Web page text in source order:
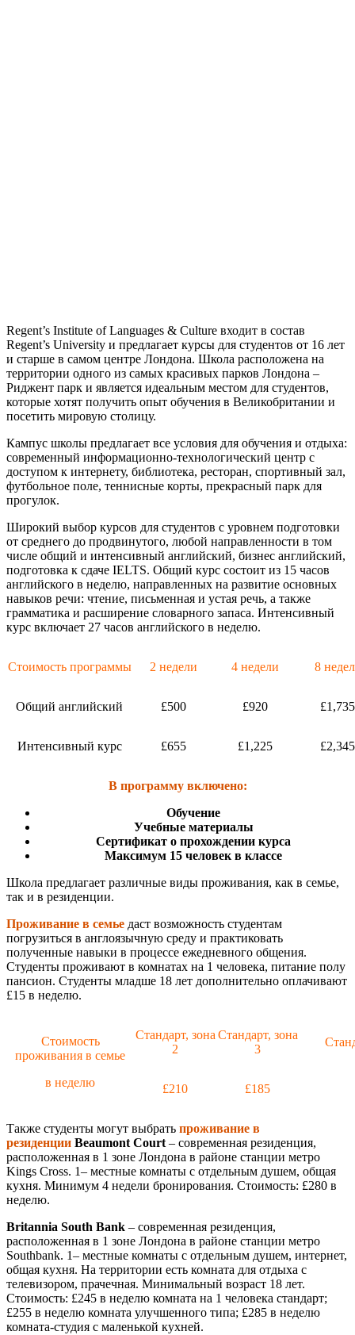
Regent’s Institute of Languages & Culture входит в состав
Regent’s University и предлагает курсы для студентов от 16 лет
и старше в самом центре Лондона. Школа расположена на
территории одного из самых красивых парков Лондона –
Риджент парк и является идеальным местом для студентов,
которые хотят получить опыт обучения в Великобритании и
посетить мировую столицу.
Кампус школы предлагает все условия для обучения и отдыха:
современный информационно-технологический центр с
доступом к интернету, библиотека, ресторан, спортивный зал,
футбольное поле, теннисные корты, прекрасный парк для
прогулок.
Широкий выбор курсов для студентов с уровнем подготовки
от среднего до продвинутого, любой направленности в том
числе общий и интенсивный английский, бизнес английский,
подготовка к сдаче IELTS. Общий курс состоит из 15 часов
английского в неделю, направленных на развитие основных
навыков речи: чтение, письменная и устая речь, а также
грамматика и расширение словарного запаса. Интенсивный
курс включает 27 часов английского в неделю.
Стоимость программы 2 недели 4 недели 8
Общий английский £500 £920 £1,735
Интенсивный курс £655 £1,225 £2,345
В программу включено:
Обучение
Учебные материалы
Сертификат о прохождении курса
Максимум 15 человек в классе
Школа предлагает различные виды проживания, как в семье,
так и в резиденции.
Проживание в семье даст возможность студентам
погрузиться в англоязычную среду и практиковать
полученные навыки в процессе ежедневного общения.
Студенты проживают в комнатах на 1 человека, питание полу
пансион. Студенты младше 18 лет дополнительно оплачивают
£15 в неделю.
Стоимость
проживания в семье
в неделю
Стандарт, зона
2
Стандарт, зона
3
£210 £185
Также студенты могут выбрать проживание в
резиденции Beaumont Court – современная резиденция,
расположенная в 1 зоне Лондона в районе станции метро
Kings Cross. 1– местные комнаты с отдельным душем, общая
кухня. Минимум 4 недели бронирования. Стоимость: £280 в
неделю.
Britannia South Bank – современная резиденция,
расположенная в 1 зоне Лондона в районе станции метро
Southbank. 1– местные комнаты с отдельным душем, интернет,
общая кухня. На территории есть комната для отдыха с
телевизором, прачечная. Минимальный возраст 18 лет.
Стоимость: £245 в неделю комната на 1 человека стандарт;
£255 в неделю комната улучшенного типа; £285 в неделю
комната-студия с маленькой кухней.